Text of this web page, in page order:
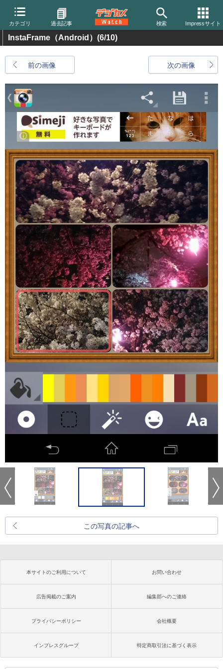
カテゴリ 過去記事 検索 Impressサイト
InstaFrame（Android） (6/10)
前の画像 次の画像
この写真の記事へ
本サイトのご利用について お問い合わせ
広告掲載のご案内 編集部へのご連絡
プライバシーポリシー 会社概要
インプレスグループ 特定商取引法に基づく表示